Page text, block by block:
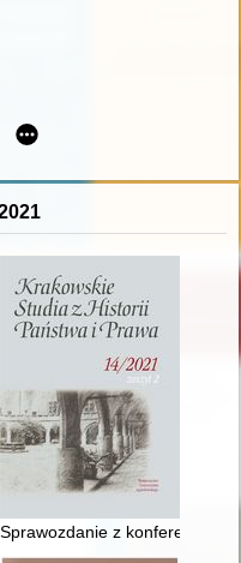
w ogniu
the cooperation with Poland
Sprawozdanie z konferencji